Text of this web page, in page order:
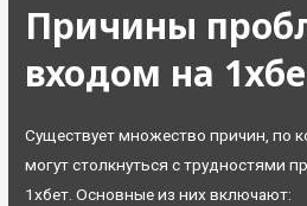
Причины
входом на
Существует множество причин, по
могут столкнуться с трудностями
1хбет. Основные из них включают: